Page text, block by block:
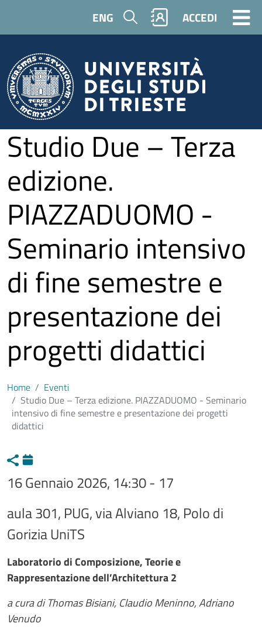
ENG Cerca ACCEDI
Studio Due – Terza
edizione.
PIAZZADUOMO -
Seminario intensivo
di fine semestre e
presentazione dei
progetti didattici
Home
Eventi
Studio Due – Terza edizione. PIAZZADUOMO - Seminario
intensivo di fine semestre e presentazione dei progetti
didattici
16 Gennaio 2026, 14:30 - 17
Sede evento
aula 301, PUG, via Alviano 18, Polo di
Gorizia UniTS
Testo evento
Laboratorio di Composizione, Teorie e
Rappresentazione dell’Architettura 2
a cura di Thomas Bisiani, Claudio Meninno, Adriano
Venudo